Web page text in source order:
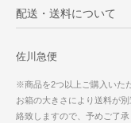
配送・送料について
佐川急便
※商品を2つ以上ご購入いた
お箱の大きさにより送料が
絡致しますので、予めご了承